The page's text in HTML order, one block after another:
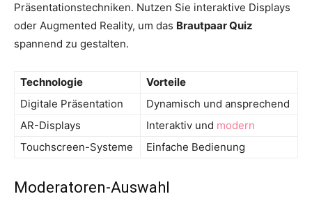
Präsentationstechniken. Nutzen Sie interaktive Displays
oder Augmented Reality, um das Brautpaar Quiz
spannend zu gestalten.
Technologie
Vorteile
Digitale Präsentation
Dynamisch und ansprechend
AR-Displays
Interaktiv und modern
Touchscreen-Systeme
Einfache Bedienung
Moderatoren-Auswahl